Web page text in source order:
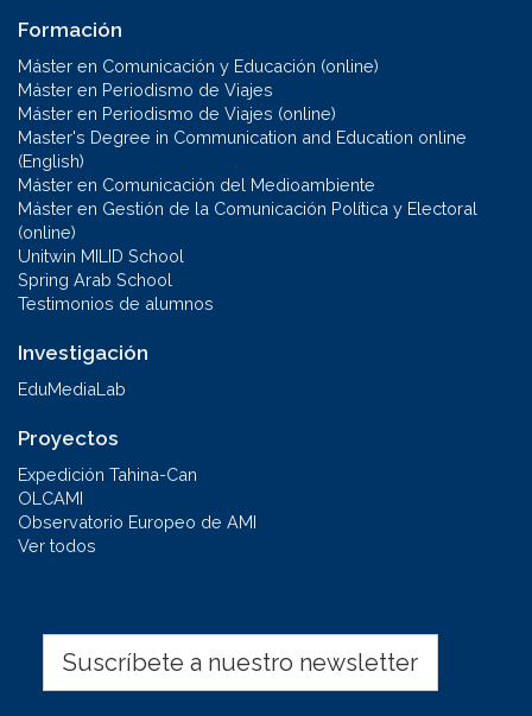
Formación
Máster en Comunicación y Educación (online)
Máster en Periodismo de Viajes
Máster en Periodismo de Viajes (online)
Master's Degree in Communication and Education online
(English)
Máster en Comunicación del Medioambiente
Máster en Gestión de la Comunicación Política y Electoral
(online)
Unitwin MILID School
Spring Arab School
Testimonios de alumnos
Investigación
EduMediaLab
Proyectos
Expedición Tahina-Can
OLCAMI
Observatorio Europeo de AMI
Ver todos
Suscríbete a nuestro newsletter